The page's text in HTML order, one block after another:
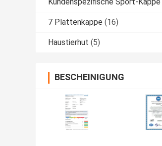
7 Plattenkappe (16)
Haustierhut (5)
BESCHEINIGUNG